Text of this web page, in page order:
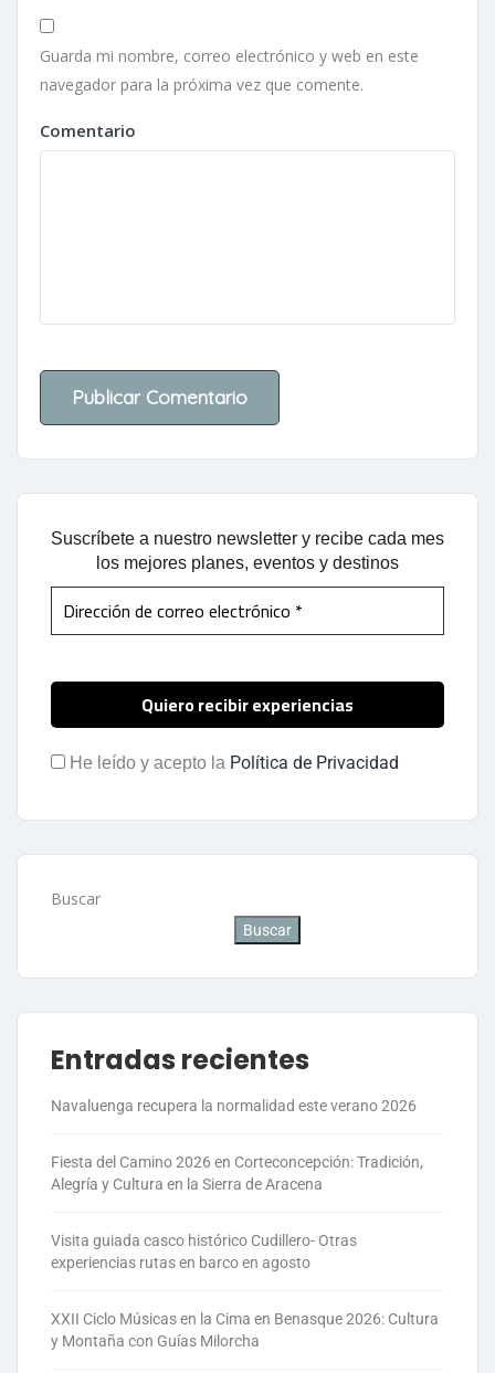
Guarda mi nombre, correo electrónico y web en este
navegador para la próxima vez que comente.
Comentario
Suscríbete a nuestro newsletter y recibe cada mes
los mejores planes, eventos y destinos
He leído y acepto la Política de Privacidad
Buscar
Buscar
Entradas recientes
Navaluenga recupera la normalidad este verano 2026
Fiesta del Camino 2026 en Corteconcepción: Tradición,
Alegría y Cultura en la Sierra de Aracena
Visita guiada casco histórico Cudillero- Otras
experiencias rutas en barco en agosto
XXII Ciclo Músicas en la Cima en Benasque 2026: Cultura
y Montaña con Guías Milorcha